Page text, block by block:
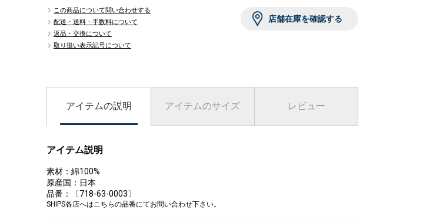
この商品について問い合わせする
配送・送料・手数料について
返品・交換について
取り扱い表示記号について
店舗在庫を確認する
アイテムの説明 アイテムのサイズ レビュー
アイテム説明
素材：綿100%
原産国：日本
品番：〔718-63-0003〕
SHIPS各店へはこちらの品番にてお問い合わせ下さい。